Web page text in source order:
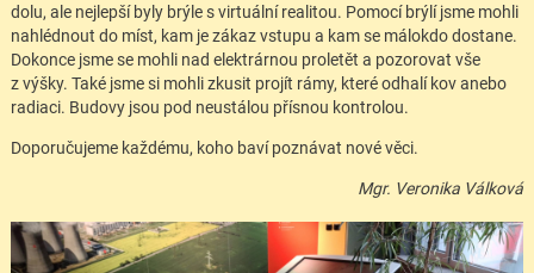
dolu, ale nejlepší byly brýle s virtuální realitou. Pomocí brýlí jsme mohli
nahlédnout do míst, kam je zákaz vstupu a kam se málokdo dostane.
Dokonce jsme se mohli nad elektrárnou proletět a pozorovat vše
z výšky. Také jsme si mohli zkusit projít rámy, které odhalí kov anebo
radiaci. Budovy jsou pod neustálou přísnou kontrolou.
Doporučujeme každému, koho baví poznávat nové věci.
Mgr. Veronika Válková